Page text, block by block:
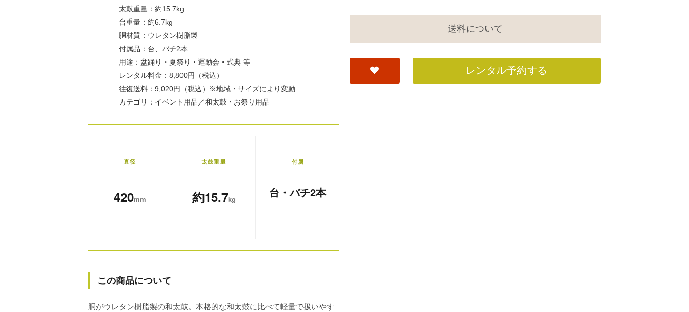
太鼓重量：約15.7kg
台重量：約6.7kg
胴材質：ウレタン樹脂製
付属品：台、バチ2本
用途：盆踊り・夏祭り・運動会・式典 等
レンタル料金：8,800円（税込）
往復送料：9,020円（税込）※地域・サイズにより変動
カテゴリ：イベント用品／和太鼓・お祭り用品
直径
420mm
太鼓重量
約15.7kg
付属
台・バチ2本
この商品について
胴がウレタン樹脂製の和太鼓。本格的な和太鼓に比べて軽量で扱いやす
送料について
レンタル予約する